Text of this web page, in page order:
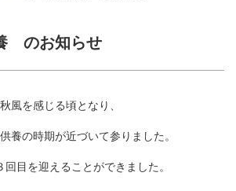
のお知らせ
秋風を感じる頃となり、
養の時期が近づいて参りました。
回目を迎えることができました。